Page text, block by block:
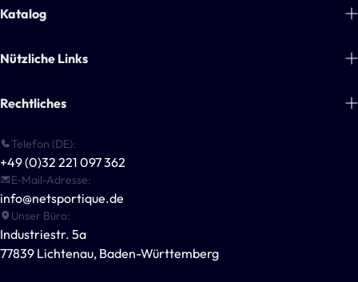
Katalog
Handball
Multisport-Ausrüstung
Outdoor-Spiele
Andere Sportarten
POWERSHOT®
Nützliche Links
Kontakt
Für Vereine & Unternehmen
Rechtliches
Zahlungsinformationen
Allgemeine Geschäftsbedingungen
Datenschutzerklärung
Versandrichtlinie
Widerrufsbelehrung
Telefon (DE):
+49 (0)32 221 097 362
E-Mail-Adresse:
info@netsportique.de
Unser Büro:
Industriestr. 5a
77839 Lichtenau, Baden-Württemberg